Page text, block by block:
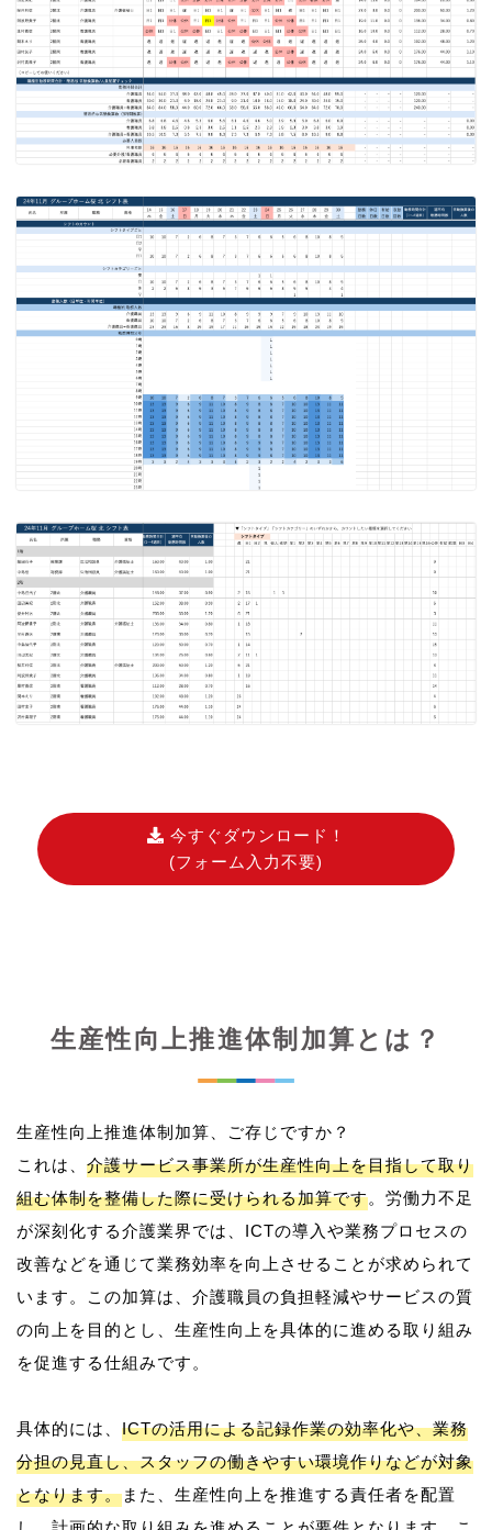
今すぐダウンロード！
(フォーム入力不要)
生産性向上推進体制加算とは？
生産性向上推進体制加算、ご存じですか？
これは、 介護サービス事業所が生産性向上を目指して取り
組む体制を整備した際に受けられる加算です。労働力不足
が深刻化する介護業界では、ICTの導入や業務プロセスの
改善などを通じて業務効率を向上させることが求められて
います。この加算は、介護職員の負担軽減やサービスの質
の向上を目的とし、生産性向上を具体的に進める取り組み
を促進する仕組みです。
具体的には、 ICTの活用による記録作業の効率化や、業務
分担の見直し、スタッフの働きやすい環境作りなどが対象
となります。また、生産性向上を推進する責任者を配置